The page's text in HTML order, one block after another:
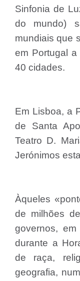
Sinfonia de
do mundo)
mundiais que
em Portugal
40 cidades.
Em Lisboa, a
de Santa
Teatro D.
Jerónimos
Àqueles
de milhões
governos,
durante a
de raça,
geografia,